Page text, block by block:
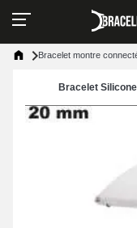
Bracelet montre
Bracelet